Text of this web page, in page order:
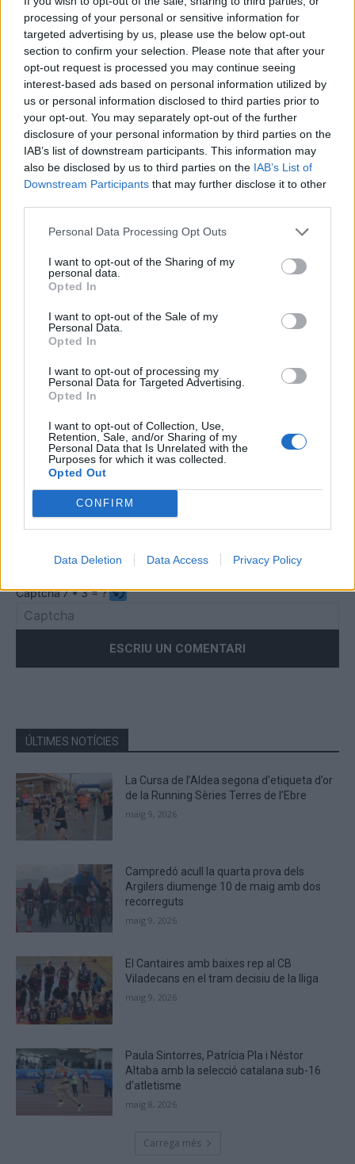
processing of your personal or sensitive information for
targeted advertising by us, please use the below opt-out
section to confirm your selection. Please note that after your
opt-out request is processed you may continue seeing
interest-based ads based on personal information utilized by
us or personal information disclosed to third parties prior to
your opt-out. You may separately opt-out of the further
disclosure of your personal information by third parties on the
IAB’s list of downstream participants. This information may
also be disclosed by us to third parties on the IAB’s List of
Downstream Participants that may further disclose it to other
Personal Data Processing Opt Outs
I want to opt-out of the Sharing of my
personal data.
Opted In
I want to opt-out of the Sale of my
Personal Data.
Opted In
I want to opt-out of processing my
Personal Data for Targeted Advertising.
Opted In
I want to opt-out of Collection, Use,
Retention, Sale, and/or Sharing of my
Personal Data that Is Unrelated with the
Purposes for which it was collected.
Opted Out
CONFIRM
Data Deletion Data Access Privacy Policy
Handbol
Catalana d’Or amb bones sensacions
maig 3, 2026
El Centre d’Esports Tortosa sorprès per
part d’un rival que lluita per la
permanència
abril 29, 2026
DEIXA UNA RESPOSTA
Comentari:
aquest navegador per a la propera vegada que comenti.
Captcha7 * 3 = ?
the
the
CAPTCHA
to
verify
that
you
ÚLTIMES NOTÍCIES
La Cursa de l’Aldea segona d’etiqueta d’or
de la Running Sèries Terres de l’Ebre
maig 9, 2026
Campredó acull la quarta prova dels
Argilers diumenge 10 de maig amb dos
recorreguts
maig 9, 2026
El Cantaires amb baixes rep al CB
Viladecans en el tram decisiu de la lliga
maig 9, 2026
Paula Sintorres, Patrícia Pla i Néstor
Altaba amb la selecció catalana sub-16
d’atletisme
maig 8, 2026
Carrega més